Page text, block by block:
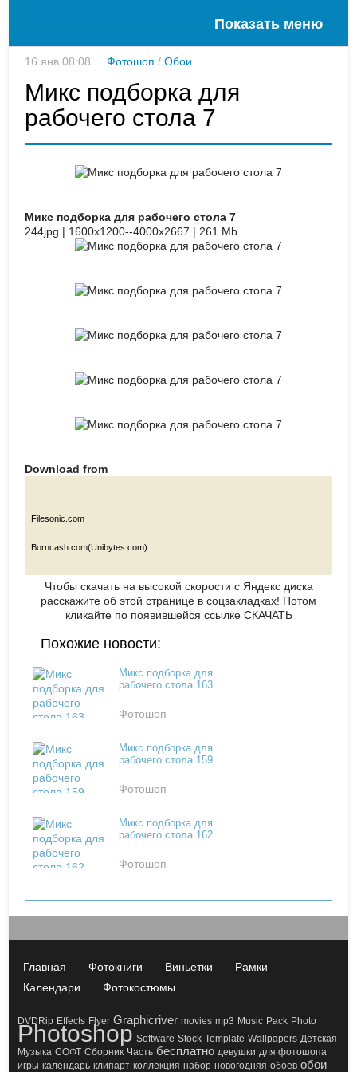
Показать меню
16 янв 08:08 Фотошоп /Обои
Микс подборка для
рабочего стола 7
Микс подборка для рабочего стола 7
244jpg | 1600x1200--4000x2667 | 261 Mb
Download from
Filesonic.com
Borncash.com(Unibytes.com)
Чтобы скачать на высокой скорости с Яндекс диска
расскажите об этой странице в соцзакладках! Потом
кликайте по появившейся ссылке СКАЧАТЬ
Похожие новости:
Микс подборка для
рабочего стола 163
Фотошоп
Микс подборка для
рабочего стола 159
Фотошоп
Микс подборка для
рабочего стола 162
Фотошоп
Главная Фотокниги Виньетки
Рамки
Календари
Фотокостюмы
DVDRip Effects Flyer Graphicriver movies mp3 Music Pack Photo
Photoshop Software Stock Template Wallpapers Детская
Музыка СОФТ Сборник Часть бесплатно девушки для фотошопа
игры календарь клипарт коллекция набор новогодняя обоев обои